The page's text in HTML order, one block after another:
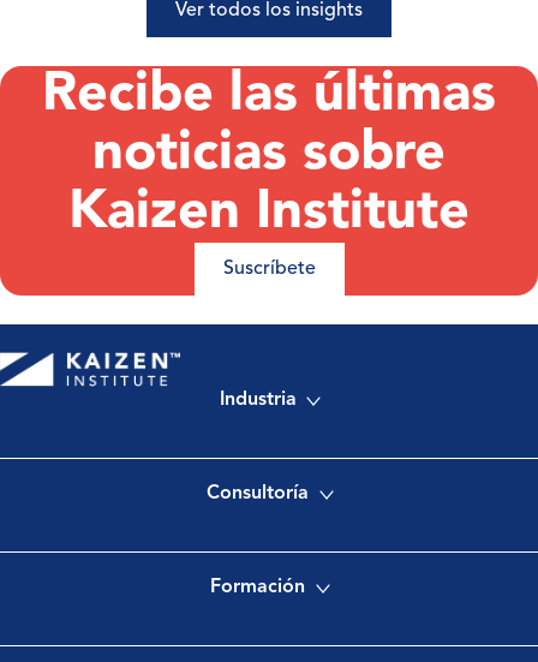
Ver todos los insights
Recibe las últimas
noticias sobre
Kaizen Institute
Suscríbete
Industria
Consultoría
Formación